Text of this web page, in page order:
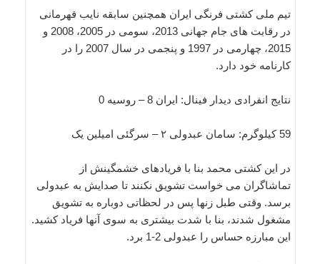
تیم ملی کشتی فرنگی ایران همچنین سابقه نایب قهرمانی
در رقابت های جام جهانی 2013، سومی در 2005، 2008 و
2015، چهارمی در 1997 و پنجمی در سال 2007 را در
کارنامه خود دارد.
نتایج انفرادی دیدار فینال: ایران 8 – روسیه 0
59 کیلوگرم: سامان عبدولی ۲ – سرگئی امیلین یک
در این کشتی محمد بنا با فریادهای خشمگینش از
تماشاگران می خواست تشویق نکنند تا صدایش به عبدولی
برسد. وقتی طبل زنها پس در لحظاتی دوباره به تشویق
مشغول شدند، بنا با شدت بیشتری به سوی آنها فریاد کشید.
این مبارزه حساس را عبدولی 2-1 برد.